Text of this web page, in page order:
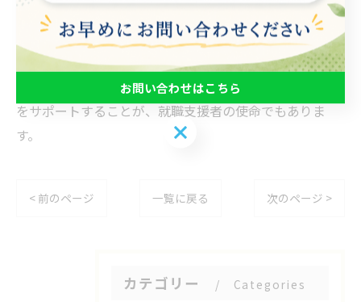
に、ITスキルも重要です。求職者情報の収集・管理、企
業情報・マーケット情報の調査、プレゼン資料の作成な
ど、データ処理や情報収集に関するスキルが必要です。
総合的にスキルを磨き、求職者が希望する職場への就職
をサポートすることが、就職支援者の使命でもありま
す。
< 前のページ 一覧に戻る 次のページ >
カテゴリー Categories
お問い合わせはこちら
お問い合わせはこちら